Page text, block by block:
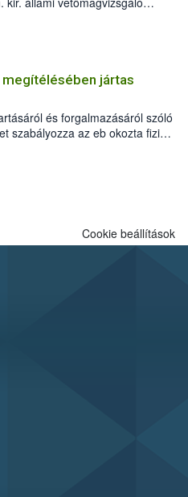
alatti, Czigler Győző által
jártas
és forgalmazásáról szóló
szabályozza az eb okozta fizikai
felmerülő
veszélyes eb tartását és annak
Cookie beállítások